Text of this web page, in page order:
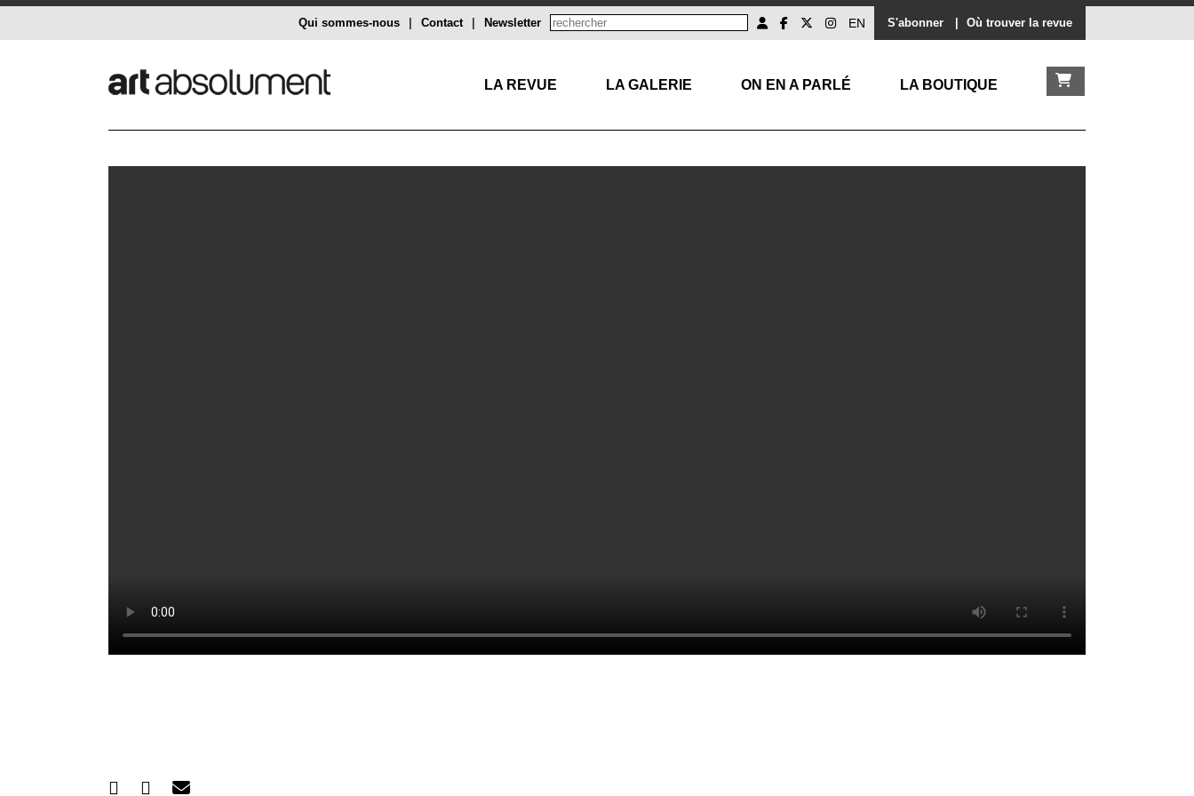
S'abonner Où trouver la revue
EN
Newsletter
Contact
Qui sommes-nous
LA REVUE LA GALERIE ON EN A PARLÉ LA BOUTIQUE